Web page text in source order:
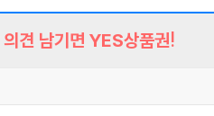
RBTI Lab
의견 남기면 YES상품권!